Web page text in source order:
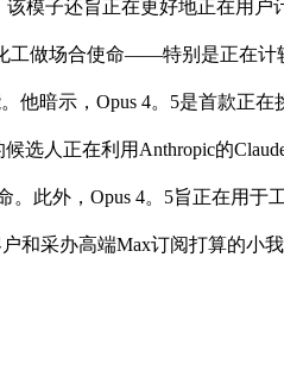
模子还旨正在更好地正在用
工做场合使命——特别是正在
暗示，Opus 4。5是首款正在
选人正在利用Anthropic的
此外，Opus 4。5旨正在用于
采办高端Max订阅打算的小